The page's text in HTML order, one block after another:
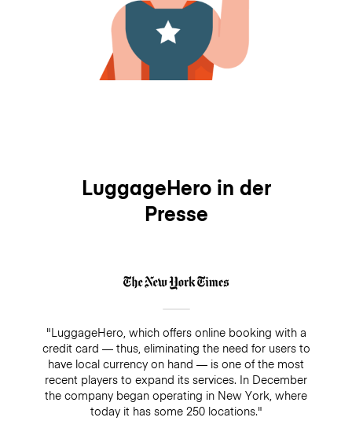
LuggageHero in der
Presse
"LuggageHero, which offers online booking with a
credit card — thus, eliminating the need for users to
have local currency on hand — is one of the most
recent players to expand its services. In December
the company began operating in New York, where
today it has some 250 locations."